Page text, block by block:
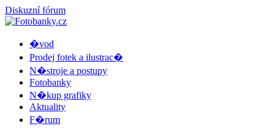
Diskuzní fórum
�vod
Prodej fotek a ilustrac�
N�stroje a postupy
Fotobanky
N�kup grafiky
Aktuality
F�rum